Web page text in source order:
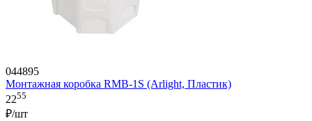
044895
Монтажная коробка RMB-1S (Arlight, Пластик)
2255
₽/шт